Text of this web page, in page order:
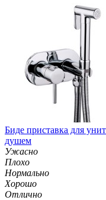
Биде приставка для
душем
Ужасно
Плохо
Нормально
Хорошо
Отлично